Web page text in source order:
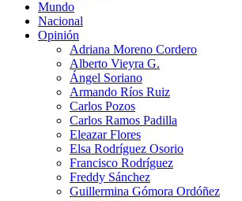
Mundo
Nacional
Opinión
Adriana Moreno Cordero
Alberto Vieyra G.
Ángel Soriano
Armando Ríos Ruiz
Carlos Pozos
Carlos Ramos Padilla
Eleazar Flores
Elsa Rodríguez Osorio
Francisco Rodríguez
Freddy Sánchez
Guillermina Gómora Ordóñez